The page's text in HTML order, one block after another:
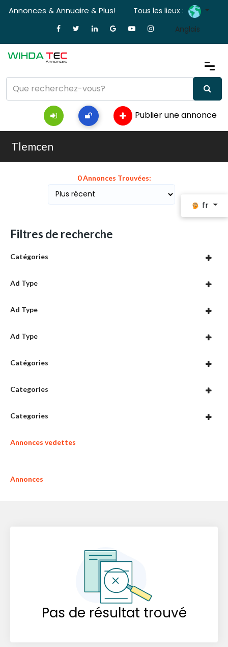
fr
Annonces & Annuaire & Plus!
Tous les lieux :
Anglais
Publier une annonce
Tlemcen
0 Annonces Trouvées:
Filtres de recherche
Catégories
Ad Type
Ad Type
Ad Type
Catégories
Categories
Categories
Annonces vedettes
Annonces
Pas de résultat trouvé